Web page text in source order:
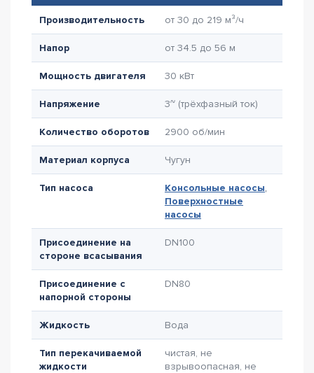
Производительность от 30 до 219 м³/ч
Напор от 34.5 до 56 м
Мощность двигателя 30 кВт
Напряжение 3~ (трёхфазный ток)
Количество оборотов 2900 об/мин
Материал корпуса Чугун
Тип насоса Консольные насосы,
Поверхностные
насосы
Присоединение на
стороне всасывания
DN100
Присоединение с
напорной стороны
DN80
Жидкость Вода
Тип перекачиваемой
жидкости
чистая, не
взрывоопасная, не